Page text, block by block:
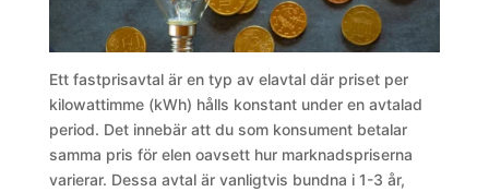
Ett fastprisavtal är en typ av elavtal där priset per
kilowattimme (kWh) hålls konstant under en avtalad
period. Det innebär att du som konsument betalar
samma pris för elen oavsett hur marknadspriserna
varierar. Dessa avtal är vanligtvis bundna i 1-3 år,